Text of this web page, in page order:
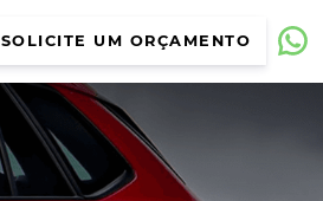
SOLICITE UM ORÇAMENTO